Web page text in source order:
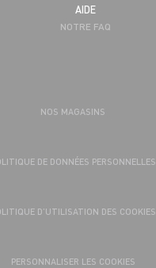
AIDE
NOTRE FAQ
NOS MAGASINS
DE DONNÉES PERSONNELLES
D’UTILISATION DES COOKIES
PERSONNALISER LES COOKIES